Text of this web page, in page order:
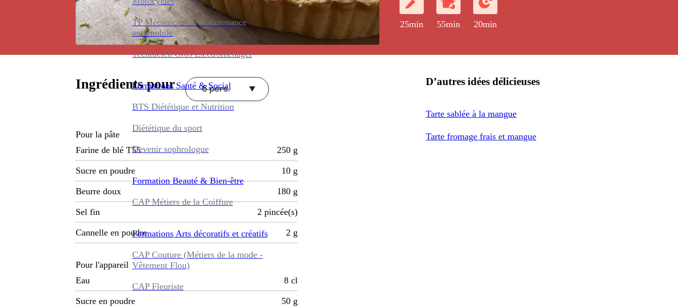
TP Mécanicien de maintenance
automobile
Technicien Gros Électroménager
Formations Santé & Social
BTS Diététique et Nutrition
Diététique du sport
Devenir sophrologue
Formation Beauté & Bien-être
CAP Métiers de la Coiffure
Formations Arts décoratifs et créatifs
CAP Couture (Métiers de la mode -
Vêtement Flou)
CAP Fleuriste
25min 55min 20min
Ingrédients pour 6 pers.
Pour la pâte
Farine de blé T55
250 g
Sucre en poudre 10 g
Beurre doux 180 g
Sel fin 2 pincée(s)
Cannelle en poudre 2 g
Pour l'appareil
Eau
8 cl
Sucre en poudre 50 g
D’autres idées délicieuses
Tarte sablée à la mangue
Tarte fromage frais et mangue